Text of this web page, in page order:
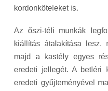
kordonköteleket is.
Az őszi-téli munkák
kiállítás átalakítása lesz,
majd a kastély egyes
eredeti jellegét. A betléri
eredeti gyűjteményével